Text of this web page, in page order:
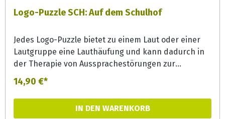
Logo-Puzzle SCH: Auf dem Schulhof
Jedes Logo-Puzzle bietet zu einem Laut oder einer
Lautgruppe eine Lauthäufung und kann dadurch in
der Therapie von Aussprachestörungen zur
Lautgeneralisierung effizient eingesetzt werden.
Aber auch in der Förderung bieten die Puzzles bunte
Erzählanlässe und können zur
Phonemsensibilisierung und Wortschatzerweiterung
14,90 €*
IN DEN WARENKORB